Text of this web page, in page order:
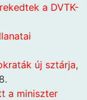
a DVTK-
új sztárja,
a miniszter